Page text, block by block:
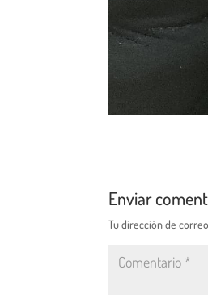
Enviar
Tu dirección de